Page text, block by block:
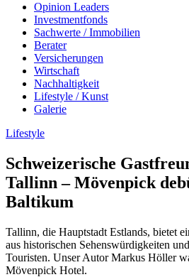
Opinion Leaders
Investmentfonds
Sachwerte / Immobilien
Berater
Versicherungen
Wirtschaft
Nachhaltigkeit
Lifestyle / Kunst
Galerie
Lifestyle
Schweizerische
Tallinn – Mövenpick
Baltikum
Tallinn, die Hauptstadt Estlands, bietet
aus historischen Sehenswürdigkeiten
Touristen. Unser Autor Markus Höller
Mövenpick Hotel.